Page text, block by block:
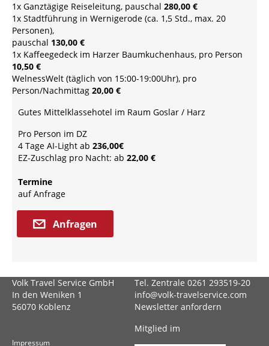
1x Ganztägige Reiseleitung, pauschal 280,00 €
1x Stadtführung in Wernigerode (ca. 1,5 Std., max. 20
Personen),
pauschal 130,00 €
1x Kaffeegedeck im Harzer Baumkuchenhaus, pro Person
10,50 €
WelnessWelt (täglich von 15:00-19:00Uhr), pro
Person/Nachmittag 20,00 €
Gutes Mittelklassehotel im Raum Goslar / Harz
Pro Person im DZ
4 Tage AI-Light ab 236,00€
EZ-Zuschlag pro Nacht: ab 22,00 €
Termine
auf Anfrage
Anfragen
Volk Travel Service GmbH
In den Weniken 1
56070 Koblenz
Tel. Zentrale 0261 293519-20
info@volk-travelservice.com
Newsletter anfordern
Impressum
Mitglied im